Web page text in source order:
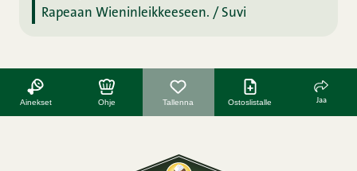
Rapeaan Wieninleikkeeseen. / Suvi
Ainekset Ohje Tallenna Ostoslistalle Jaa